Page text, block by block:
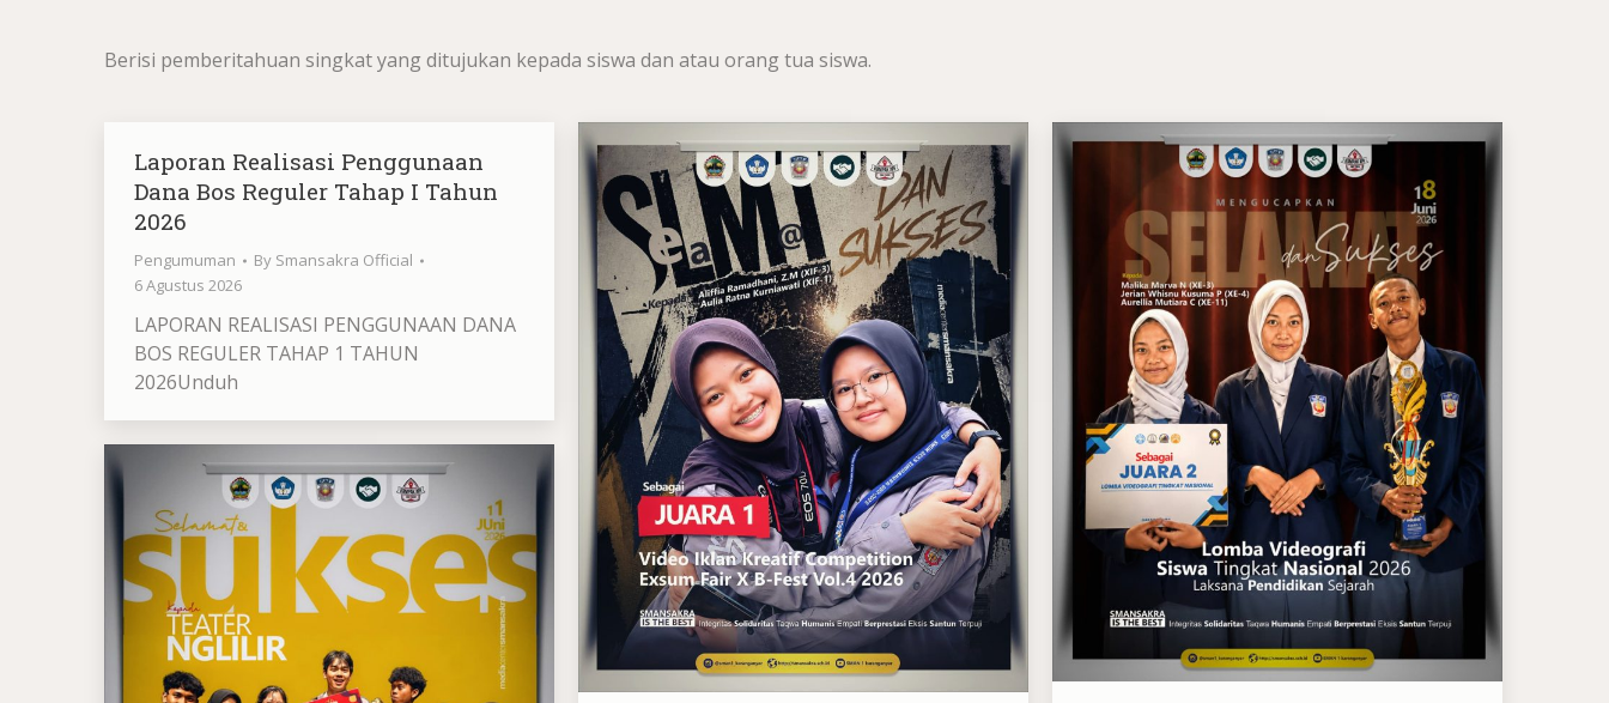
Berisi pemberitahuan singkat yang ditujukan kepada siswa dan atau orang tua siswa.
Laporan Realisasi Penggunaan
Dana Bos Reguler Tahap I Tahun
2026
Pengumuman By Smansakra Official
6 Agustus 2026
LAPORAN REALISASI PENGGUNAAN DANA
BOS REGULER TAHAP 1 TAHUN
2026Unduh